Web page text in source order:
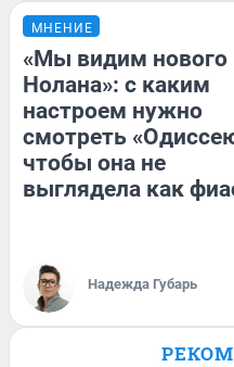
МНЕНИЕ
«Мы видим нового
Нолана»: с каким
настроем нужно
смотреть
чтобы она не
выглядела как
Надежда Губарь